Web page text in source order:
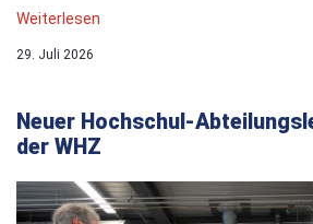
Weiterlesen
29. Juli 2026
Neuer Hochschul-
der WHZ